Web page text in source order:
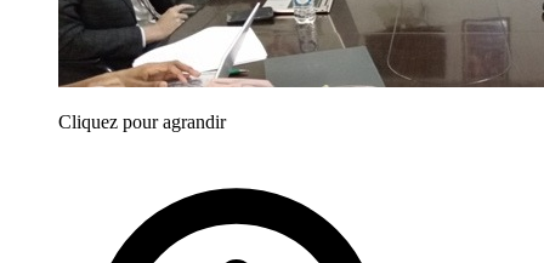
Cliquez pour agrandir